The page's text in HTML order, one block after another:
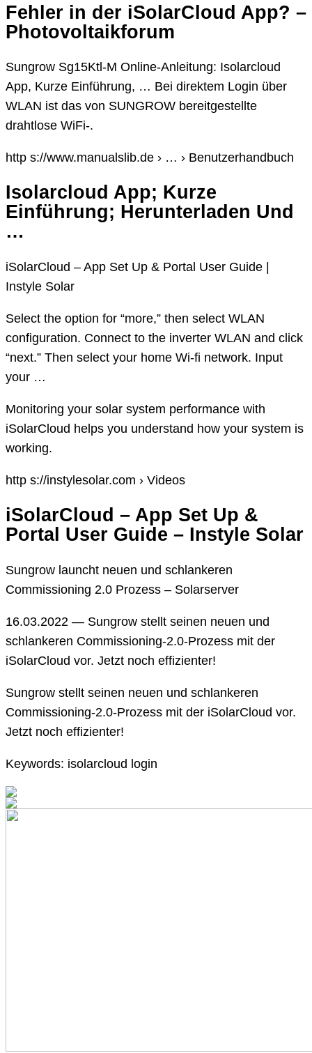
Fehler in der iSolarCloud App? –
Photovoltaikforum
Sungrow Sg15Ktl-M Online-Anleitung: Isolarcloud
App, Kurze Einführung, … Bei direktem Login über
WLAN ist das von SUNGROW bereitgestellte
drahtlose WiFi-.
http s://www.manualslib.de › … › Benutzerhandbuch
Isolarcloud App; Kurze
Einführung; Herunterladen Und
…
iSolarCloud – App Set Up & Portal User Guide |
Instyle Solar
Select the option for “more,” then select WLAN
configuration. Connect to the inverter WLAN and click
“next.” Then select your home Wi-fi network. Input
your …
Monitoring your solar system performance with
iSolarCloud helps you understand how your system is
working.
http s://instylesolar.com › Videos
iSolarCloud – App Set Up &
Portal User Guide – Instyle Solar
Sungrow launcht neuen und schlankeren
Commissioning 2.0 Prozess – Solarserver
16.03.2022 — Sungrow stellt seinen neuen und
schlankeren Commissioning-2.0-Prozess mit der
iSolarCloud vor. Jetzt noch effizienter!
Sungrow stellt seinen neuen und schlankeren
Commissioning-2.0-Prozess mit der iSolarCloud vor.
Jetzt noch effizienter!
Keywords: isolarcloud login